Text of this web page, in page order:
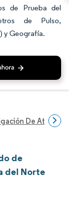
de Prueba del
de Pulso,
y Geografía.
De
de
del Norte